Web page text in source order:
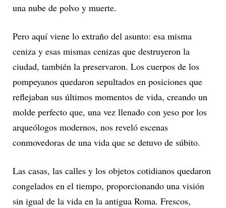
una nube de polvo y muerte.
Pero aquí viene lo extraño del asunto: esa misma
ceniza y esas mismas cenizas que destruyeron la
ciudad, también la preservaron. Los cuerpos de los
pompeyanos quedaron sepultados en posiciones que
reflejaban sus últimos momentos de vida, creando un
molde perfecto que, una vez llenado con yeso por los
arqueólogos modernos, nos reveló escenas
conmovedoras de una vida que se detuvo de súbito.
Las casas, las calles y los objetos cotidianos quedaron
congelados en el tiempo, proporcionando una visión
sin igual de la vida en la antigua Roma. Frescos,